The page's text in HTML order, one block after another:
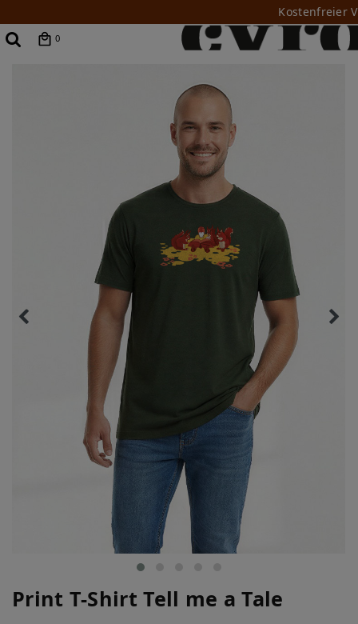
Kostenfreier
0
Print T-Shirt Tell me a Tale